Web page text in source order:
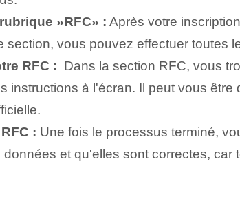
⁢»RFC» : Après votre
section, vous pouvez effectuer toutes
RFC :
Dans la section ⁤RFC, vous
instructions à l'écran. ⁤Il peut vous
: Une fois le processus terminé,
données et qu'elles sont correctes,